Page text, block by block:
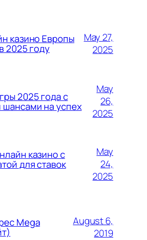
казино Европы
2025 году
May 27,
2025
2025 года с
шансами на успех
May
26,
2025
казино с
для ставок
May
24,
2025
Mega
August 6,
2019